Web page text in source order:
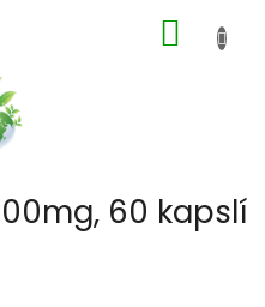
KOŠÍK
60 kapslí